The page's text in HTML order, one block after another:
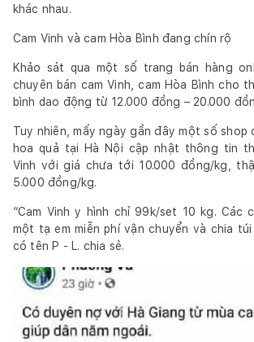
khác nhau.
Cam Vinh và cam Hòa Bình đang chín rộ
Khảo sát qua một số trang bán hàng
chuyên bán cam Vinh, cam Hòa Bình cho
bình dao động từ 12.000 đồng – 20.000
Tuy nhiên, mấy ngày gần đây một số shop
hoa quả tại Hà Nội cập nhật thông tin
Vinh với giá chưa tới 10.000 đồng/kg,
5.000 đồng/kg.
“Cam Vinh y hình chỉ 99k/set 10 kg. Các
một tạ em miễn phí vận chuyển và chia túi
có tên P - L. chia sẻ.